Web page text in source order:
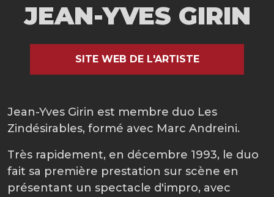
JEAN-YVES GIRIN
SITE WEB DE L'ARTISTE
Jean-Yves Girin est membre duo Les
Zindésirables, formé avec Marc Andreini.
Très rapidement, en décembre 1993, le duo
fait sa première prestation sur scène en
présentant un spectacle d'impro, avec